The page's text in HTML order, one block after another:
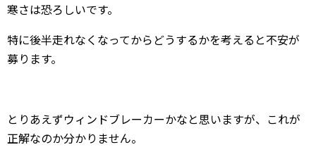
寒さは恐ろしいです。
特に後半走れなくなってからどうするかを考えると不安が
募ります。
とりあえずウィンドブレーカーかなと思いますが、これが
正解なのか分かりません。